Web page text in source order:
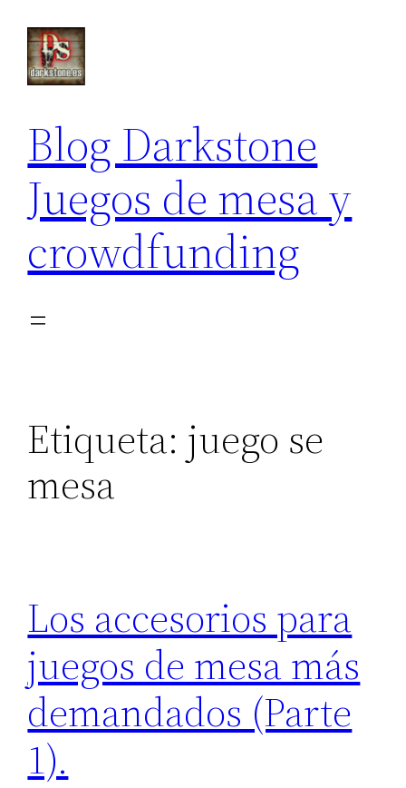
contenido
Blog Darkstone
Juegos de mesa y
crowdfunding
Etiqueta: juego se
mesa
Los accesorios para
juegos de mesa más
demandados (Parte
1).